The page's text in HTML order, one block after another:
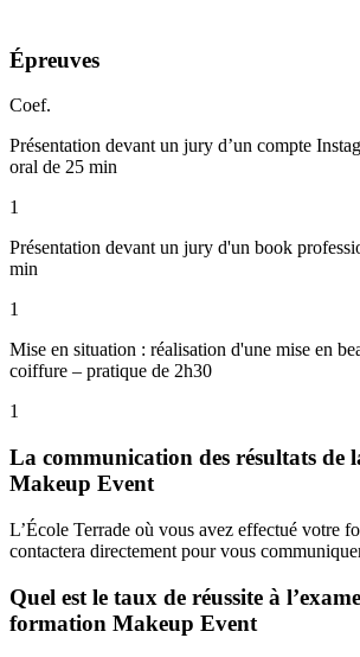
Épreuves
Coef.
Présentation devant un jury d’un compte
oral de 25 min
1
Présentation devant un jury d'un book
min
1
Mise en situation : réalisation d'une mise en
coiffure – pratique de 2h30
1
La communication des résultats de
Makeup Event
L’École Terrade où vous avez effectué votre
contactera directement pour vous
Quel est le taux de réussite à
formation Makeup Event